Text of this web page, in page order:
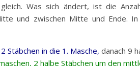
Was sich ändert, ist die
und zwischen Mitte und Ende.
Stäbchen in die 1. Masche, danach 9
2 halbe Stäbchen um den